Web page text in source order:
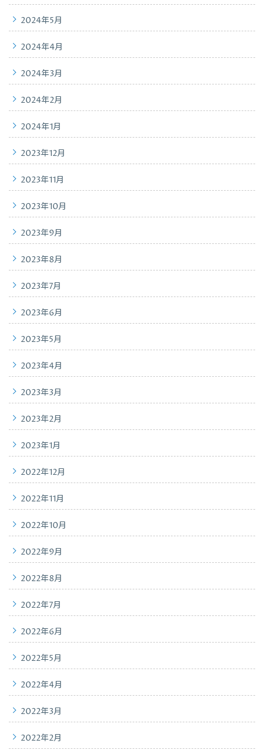
2024年5月
2024年4月
2024年3月
2024年2月
2024年1月
2023年12月
2023年11月
2023年10月
2023年9月
2023年8月
2023年7月
2023年6月
2023年5月
2023年4月
2023年3月
2023年2月
2023年1月
2022年12月
2022年11月
2022年10月
2022年9月
2022年8月
2022年7月
2022年6月
2022年5月
2022年4月
2022年3月
2022年2月